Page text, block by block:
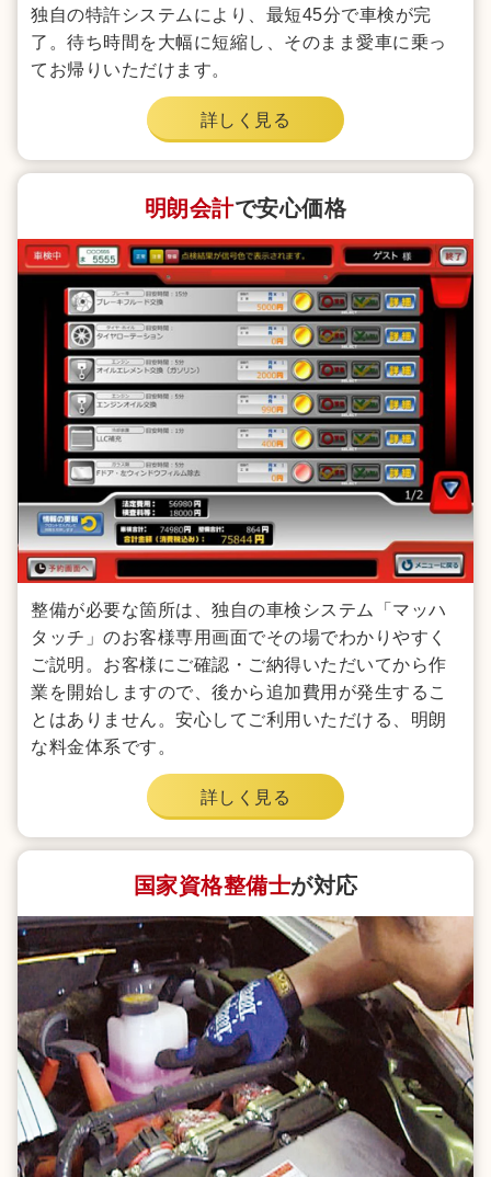
独自の特許システムにより、最短45分で車検が完
了。待ち時間を大幅に短縮し、そのまま愛車に乗っ
てお帰りいただけます。
詳しく見る
明朗会計で安心価格
整備が必要な箇所は、独自の車検システム「マッハ
タッチ」のお客様専用画面でその場でわかりやすく
ご説明。お客様にご確認・ご納得いただいてから作
業を開始しますので、後から追加費用が発生するこ
とはありません。安心してご利用いただける、明朗
な料金体系です。
詳しく見る
国家資格整備士が対応